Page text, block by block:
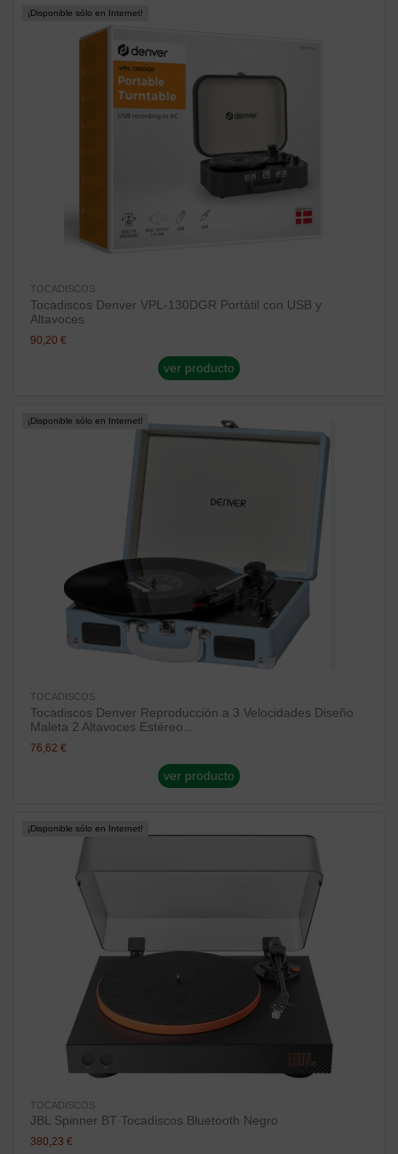
¡Disponible sólo en Internet!
TOCADISCOS
Tocadiscos Denver VPL-130DGR Portátil con USB y
Altavoces
90,20 €
ver producto
¡Disponible sólo en Internet!
TOCADISCOS
Tocadiscos Denver Reproducción a 3 Velocidades Diseño
Maleta 2 Altavoces Estéreo...
76,62 €
ver producto
¡Disponible sólo en Internet!
TOCADISCOS
JBL Spinner BT Tocadiscos Bluetooth Negro
380,23 €